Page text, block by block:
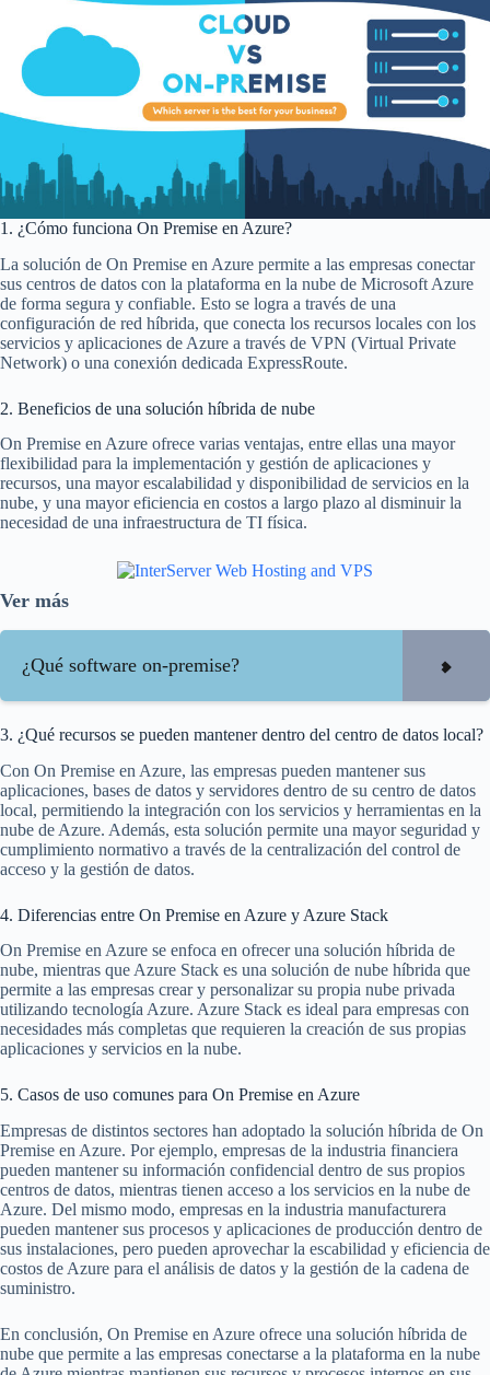
1. ¿Cómo funciona On Premise en Azure?
La solución de On Premise en Azure permite a las empresas conectar
sus centros de datos con la plataforma en la nube de Microsoft Azure
de forma segura y confiable. Esto se logra a través de una
configuración de red híbrida, que conecta los recursos locales con los
servicios y aplicaciones de Azure a través de VPN (Virtual Private
Network) o una conexión dedicada ExpressRoute.
2. Beneficios de una solución híbrida de nube
On Premise en Azure ofrece varias ventajas, entre ellas una mayor
flexibilidad para la implementación y gestión de aplicaciones y
recursos, una mayor escalabilidad y disponibilidad de servicios en la
nube, y una mayor eficiencia en costos a largo plazo al disminuir la
necesidad de una infraestructura de TI física.
Ver más
¿Qué software on-premise?
3. ¿Qué recursos se pueden mantener dentro del centro de datos local?
Con On Premise en Azure, las empresas pueden mantener sus
aplicaciones, bases de datos y servidores dentro de su centro de datos
local, permitiendo la integración con los servicios y herramientas en la
nube de Azure. Además, esta solución permite una mayor seguridad y
cumplimiento normativo a través de la centralización del control de
acceso y la gestión de datos.
4. Diferencias entre On Premise en Azure y Azure Stack
On Premise en Azure se enfoca en ofrecer una solución híbrida de
nube, mientras que Azure Stack es una solución de nube híbrida que
permite a las empresas crear y personalizar su propia nube privada
utilizando tecnología Azure. Azure Stack es ideal para empresas con
necesidades más completas que requieren la creación de sus propias
aplicaciones y servicios en la nube.
5. Casos de uso comunes para On Premise en Azure
Empresas de distintos sectores han adoptado la solución híbrida de On
Premise en Azure. Por ejemplo, empresas de la industria financiera
pueden mantener su información confidencial dentro de sus propios
centros de datos, mientras tienen acceso a los servicios en la nube de
Azure. Del mismo modo, empresas en la industria manufacturera
pueden mantener sus procesos y aplicaciones de producción dentro de
sus instalaciones, pero pueden aprovechar la escabilidad y eficiencia de
costos de Azure para el análisis de datos y la gestión de la cadena de
suministro.
En conclusión, On Premise en Azure ofrece una solución híbrida de
nube que permite a las empresas conectarse a la plataforma en la nube